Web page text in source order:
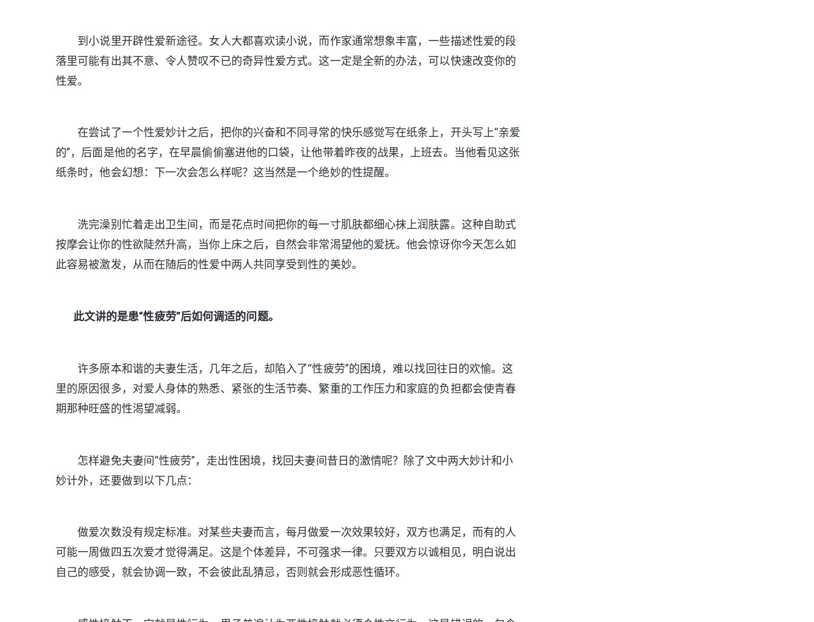
到小说里开辟性爱新途径。女人大都喜欢读小说，而作家通常想象丰富，一些描述性爱的段
落里可能有出其不意、令人赞叹不已的奇异性爱方式。这一定是全新的办法，可以快速改变你的
性爱。
在尝试了一个性爱妙计之后，把你的兴奋和不同寻常的快乐感觉写在纸条上，开头写上“亲爱
的”，后面是他的名字，在早晨偷偷塞进他的口袋，让他带着昨夜的战果，上班去。当他看见这张
纸条时，他会幻想：下一次会怎么样呢？这当然是一个绝妙的性提醒。
洗完澡别忙着走出卫生间，而是花点时间把你的每一寸肌肤都细心抹上润肤露。这种自助式
按摩会让你的性欲陡然升高，当你上床之后，自然会非常渴望他的爱抚。他会惊讶你今天怎么如
此容易被激发，从而在随后的性爱中两人共同享受到性的美妙。
此文讲的是患“性疲劳”后如何调适的问题。
许多原本和谐的夫妻生活，几年之后，却陷入了“性疲劳”的困境，难以找回往日的欢愉。这
里的原因很多，对爱人身体的熟悉、紧张的生活节奏、繁重的工作压力和家庭的负担都会使青春
期那种旺盛的性渴望减弱。
怎样避免夫妻间“性疲劳”，走出性困境，找回夫妻间昔日的激情呢？除了文中两大妙计和小
妙计外，还要做到以下几点：
做爱次数没有规定标准。对某些夫妻而言，每月做爱一次效果较好，双方也满足，而有的人
可能一周做四五次爱才觉得满足。这是个体差异，不可强求一律。只要双方以诚相见，明白说出
自己的感受，就会协调一致，不会彼此乱猜忌，否则就会形成恶性循环。